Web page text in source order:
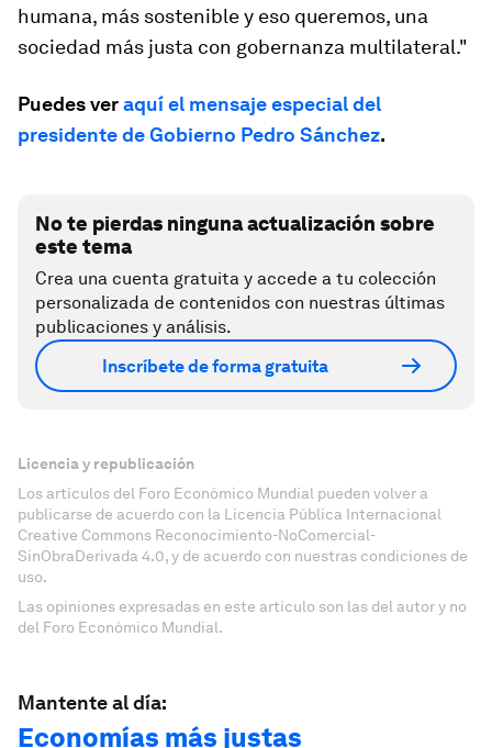
humana, más sostenible y eso queremos, una
sociedad más justa con gobernanza multilateral."
Puedes veraquí el mensaje especial del
presidente de Gobierno Pedro Sánchez.
No te pierdas ninguna actualización sobre
este tema
Crea una cuenta gratuita y accede a tu colección
personalizada de contenidos con nuestras últimas
publicaciones y análisis.
Inscríbete de forma gratuita
Licencia y republicación
Los artículos del Foro Económico Mundial pueden volver a
publicarse de acuerdo con la Licencia Pública Internacional
Creative Commons Reconocimiento-NoComercial-
SinObraDerivada 4.0, y de acuerdo con nuestras condiciones de
uso.
Las opiniones expresadas en este artículo son las del autor y no
del Foro Económico Mundial.
Mantente al día:
Economías más justas